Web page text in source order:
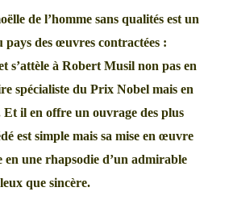
de l’homme sans qualités est un
des œuvres contractées :
s’attèle à Robert Musil non pas en
spécialiste du Prix Nobel mais en
il en offre un ouvrage des plus
est simple mais sa mise en œuvre
en une rhapsodie d’un admirable
que sincère.